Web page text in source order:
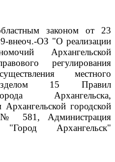
законом от 23
внеоч.-ОЗ "О реализации
Архангельской
регулирования
местного
15 Правил
Архангельска,
городской
581, Администрация
Архангельск"